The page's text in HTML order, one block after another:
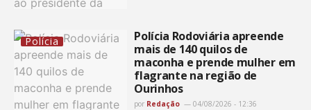
Polícia
Polícia Rodoviária apreende
mais de 140 quilos de
maconha e prende mulher em
flagrante na região de
Ourinhos
por Redação 04/08/2026 - 12:36